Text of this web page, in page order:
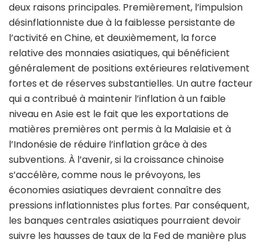
deux raisons principales. Premièrement, l’impulsion
désinflationniste due à la faiblesse persistante de
l’activité en Chine, et deuxièmement, la force
relative des monnaies asiatiques, qui bénéficient
généralement de positions extérieures relativement
fortes et de réserves substantielles. Un autre facteur
qui a contribué à maintenir l’inflation à un faible
niveau en Asie est le fait que les exportations de
matières premières ont permis à la Malaisie et à
l’Indonésie de réduire l’inflation grâce à des
subventions. À l’avenir, si la croissance chinoise
s’accélère, comme nous le prévoyons, les
économies asiatiques devraient connaître des
pressions inflationnistes plus fortes. Par conséquent,
les banques centrales asiatiques pourraient devoir
suivre les hausses de taux de la Fed de manière plus